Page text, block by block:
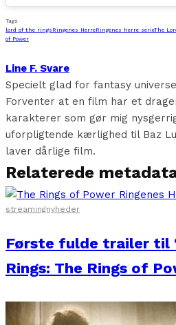
Tags
lord of the rings Ringenes HerreRingenes herre serieThe
of Power
Line F. Svare
Specielt glad for fantasy
Forventer at en film har et
karakterer som gør mig
uforpligtende kærlighed til Baz
laver dårlige film.
Relaterede
streamingnyheder
Første fulde trailer til
Rings: The Rings of